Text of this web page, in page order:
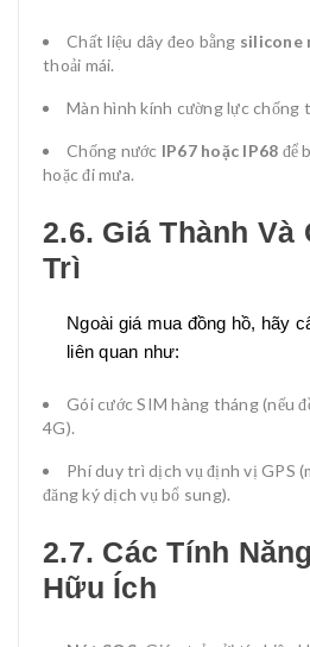
Chất liệu dây đeo bằng silicone
thoải mái.
Màn hình kính cường lực chống
Chống nước IP67 hoặc IP68 để
hoặc đi mưa.
2.6. Giá Thành Và
Trì
Ngoài giá mua đồng hồ, hãy
liên quan như:
Gói cước SIM hàng tháng (nếu
4G).
Phí duy trì dịch vụ định vị GPS
đăng ký dịch vụ bổ sung).
2.7. Các Tính
Hữu Ích